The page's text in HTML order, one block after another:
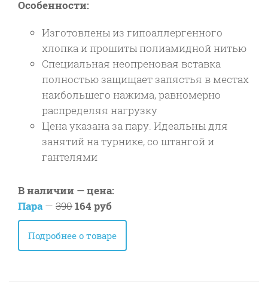
Особенности:
Изготовлены из гипоаллергенного
хлопка и прошиты полиамидной нитью
Специальная неопреновая вставка
полностью защищает запястья в местах
наибольшего нажима, равномерно
распределяя нагрузку
Цена указана за пару. Идеальны для
занятий на турнике, со штангой и
гантелями
В наличии — цена:
Пара — 390164 руб
Подробнее о товаре